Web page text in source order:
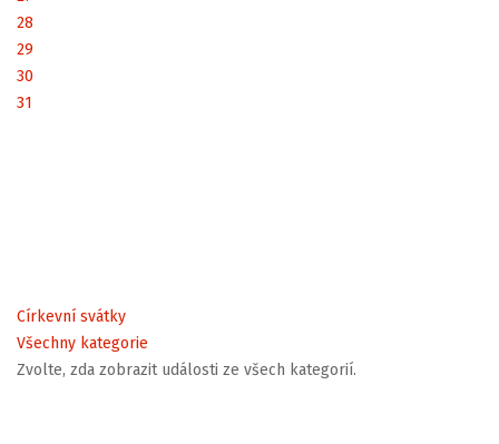
28
29
30
31
Církevní svátky
Všechny kategorie
Zvolte, zda zobrazit události ze všech kategorií.